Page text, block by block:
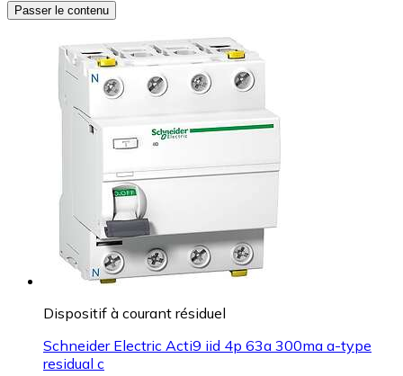
Passer le contenu
Dispositif à courant résiduel
Schneider Electric Acti9 iid 4p 63a 300ma a-type
residual c